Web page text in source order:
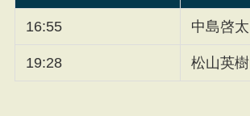
16:55 中島啓太
19:28 松山英樹